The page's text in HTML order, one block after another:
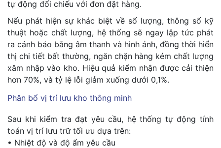
tự động đối chiếu với đơn đặt hàng.
Nếu phát hiện sự khác biệt về số lượng, thông số kỹ
thuật hoặc chất lượng, hệ thống sẽ ngay lập tức phát
ra cảnh báo bằng âm thanh và hình ảnh, đồng thời hiển
thị chi tiết bất thường, ngăn chặn hàng kém chất lượng
xâm nhập vào kho. Hiệu quả kiểm nhận được cải thiện
hơn 70%, và tỷ lệ lỗi giảm xuống dưới 0,1%.
Phân bổ vị trí lưu kho thông minh
Sau khi kiểm tra đạt yêu cầu, hệ thống tự động tính
toán vị trí lưu trữ tối ưu dựa trên:
• Nhiệt độ và độ ẩm yêu cầu